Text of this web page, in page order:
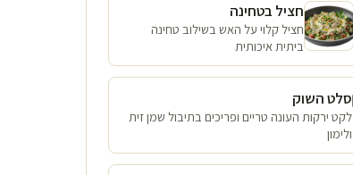
חציל בטחינה
חציל קלוי על האש בשילוב טחינה
ביתית איכותית
סלט השוק
לקט ירקות העונה טריים ופריכים בתיבול שמן זית
ולימון